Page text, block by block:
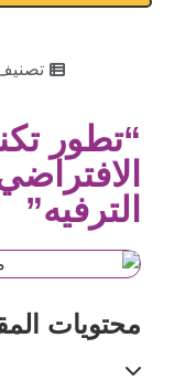
“تطور
الترفيه”
محتويات